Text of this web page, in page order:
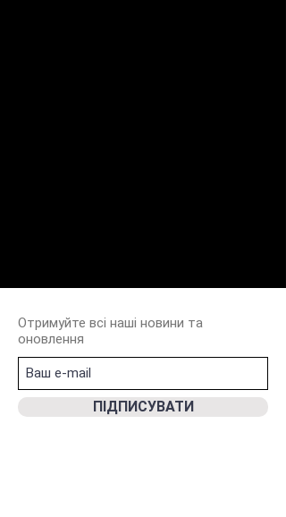
Отримуйте всі наші новини та
оновлення
ПIДПИСУВАТИ